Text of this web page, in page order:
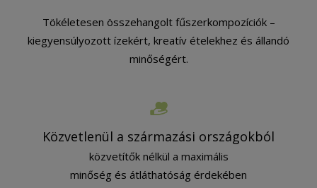
Tökéletesen összehangolt fűszerkompozíciók –
kiegyensúlyozott ízekért, kreatív ételekhez és állandó
minőségért.
Közvetlenül a származási országokból
közvetítők nélkül a maximális
minőség és átláthatóság érdekében